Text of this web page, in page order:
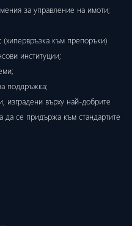
за управление на имоти;
(хипервръзка към препоръки)
институции;
поддръжка;
изградени върху най-добрите
да се придържа към стандартите